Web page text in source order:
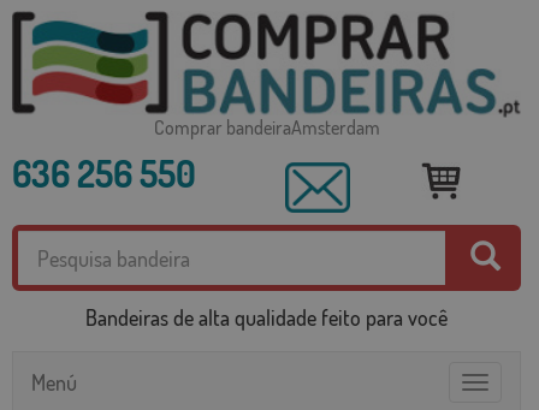
Comprar bandeiraAmsterdam
636 256 550
Bandeiras de alta qualidade feito para você
Toggle
Menú